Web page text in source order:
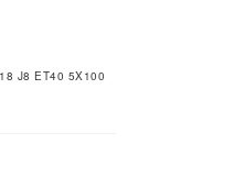
J8 ET40 5X100